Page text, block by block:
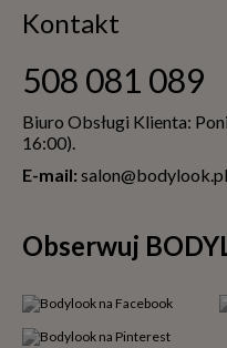
Kontakt
508 081 089
Biuro Obsługi Klienta:
16:00).
E-mail: salon@bodylook.pl
Obserwuj